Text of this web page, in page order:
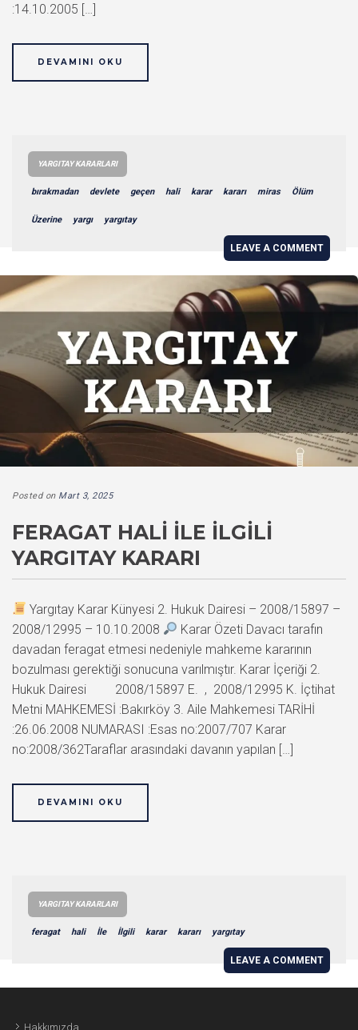
:14.10.2005 […]
DEVAMINI OKU
YARGITAY KARARLARI
bırakmadan devlete geçen hali karar kararı miras Ölüm
Üzerine yargı yargıtay
LEAVE A COMMENT
Posted on Mart 3, 2025
FERAGAT HALI İLE İLGILI
YARGITAY KARARI
Yargıtay Karar Künyesi 2. Hukuk Dairesi – 2008/15897 –
2008/12995 – 10.10.2008
Karar Özeti Davacı tarafın
davadan feragat etmesi nedeniyle mahkeme kararının
bozulması gerektiği sonucuna varılmıştır. Karar İçeriği 2.
Hukuk Dairesi 2008/15897 E. , 2008/12995 K. İçtihat
Metni MAHKEMESİ :Bakırköy 3. Aile Mahkemesi TARİHİ
:26.06.2008 NUMARASI :Esas no:2007/707 Karar
no:2008/362Taraflar arasındaki davanın yapılan […]
DEVAMINI OKU
YARGITAY KARARLARI
feragat hali İle İlgili karar kararı yargıtay
LEAVE A COMMENT
Hakkımızda